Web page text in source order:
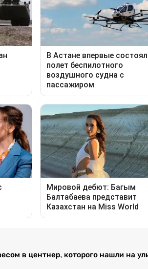
в центнер, которого нашли на